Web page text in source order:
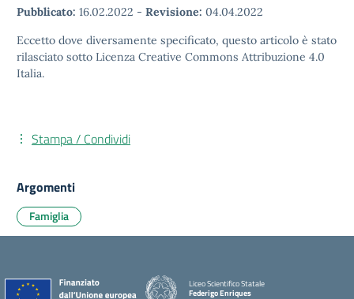
Pubblicato: 16.02.2022 - Revisione: 04.04.2022
Eccetto dove diversamente specificato, questo articolo è stato
rilasciato sotto Licenza Creative Commons Attribuzione 4.0
Italia.
Stampa / Condividi
Argomenti
Famiglia
Liceo Scientifico Statale
Federigo Enriques